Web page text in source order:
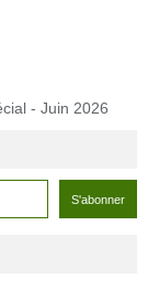
- Juin 2026